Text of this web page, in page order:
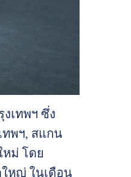
เทพฯ ซึ่ง
ทพฯ, สแกน
หม่ โดย
หญ่ ในเดือน